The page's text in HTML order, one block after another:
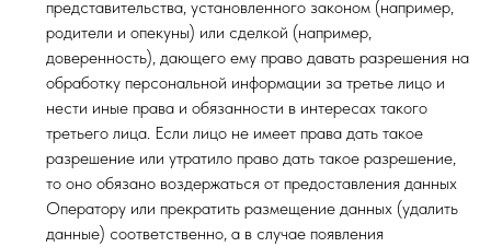
представительства, установленного законом (например,
родители и опекуны) или сделкой (например,
доверенность), дающего ему право давать разрешения на
обработку персональной информации за третье лицо и
нести иные права и обязанности в интересах такого
третьего лица. Если лицо не имеет права дать такое
разрешение или утратило право дать такое разрешение,
то оно обязано воздержаться от предоставления данных
Оператору или прекратить размещение данных (удалить
данные) соответственно, а в случае появления